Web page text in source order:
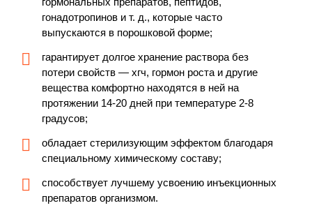
гонадотропинов и т. д., которые часто
выпускаются в порошковой форме;
гарантирует долгое хранение раствора без
потери свойств — хгч, гормон роста и другие
вещества комфортно находятся в ней на
протяжении 14-20 дней при температуре 2-8
градусов;
обладает стерилизующим эффектом благодаря
специальному химическому составу;
способствует лучшему усвоению инъекционных
препаратов организмом.